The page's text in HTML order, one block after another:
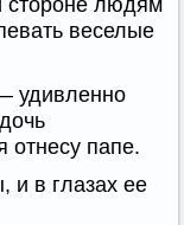
стороне людям
веселые
удивленно
отнесу папе.
и в глазах ее